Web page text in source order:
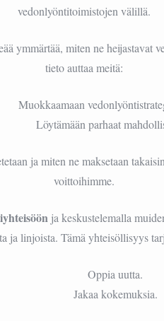
vedonlyöntitoimistojen välillä.
ymmärtää, miten ne heijastavat
tieto auttaa meitä:
Muokkaamaan
Löytämään parhaat
ja miten ne maksetaan
voittoihimme.
ja keskustelemalla
ja linjoista. Tämä yhteisöllisyys
Oppia uutta.
Jakaa kokemuksia.